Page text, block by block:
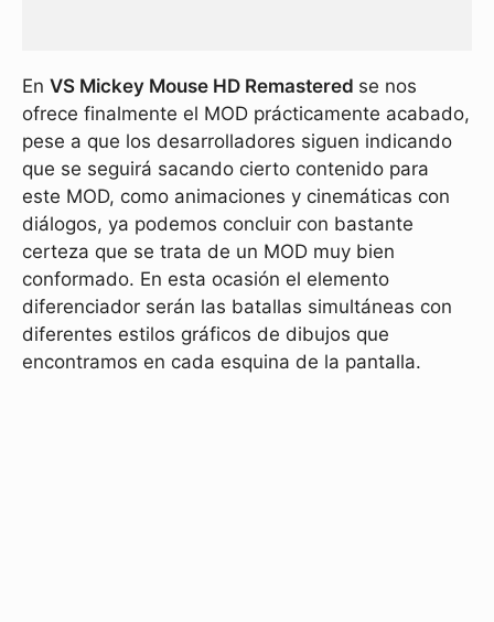
En VS Mickey Mouse HD Remastered se nos
ofrece finalmente el MOD prácticamente acabado,
pese a que los desarrolladores siguen indicando
que se seguirá sacando cierto contenido para
este MOD, como animaciones y cinemáticas con
diálogos, ya podemos concluir con bastante
certeza que se trata de un MOD muy bien
conformado. En esta ocasión el elemento
diferenciador serán las batallas simultáneas con
diferentes estilos gráficos de dibujos que
encontramos en cada esquina de la pantalla.